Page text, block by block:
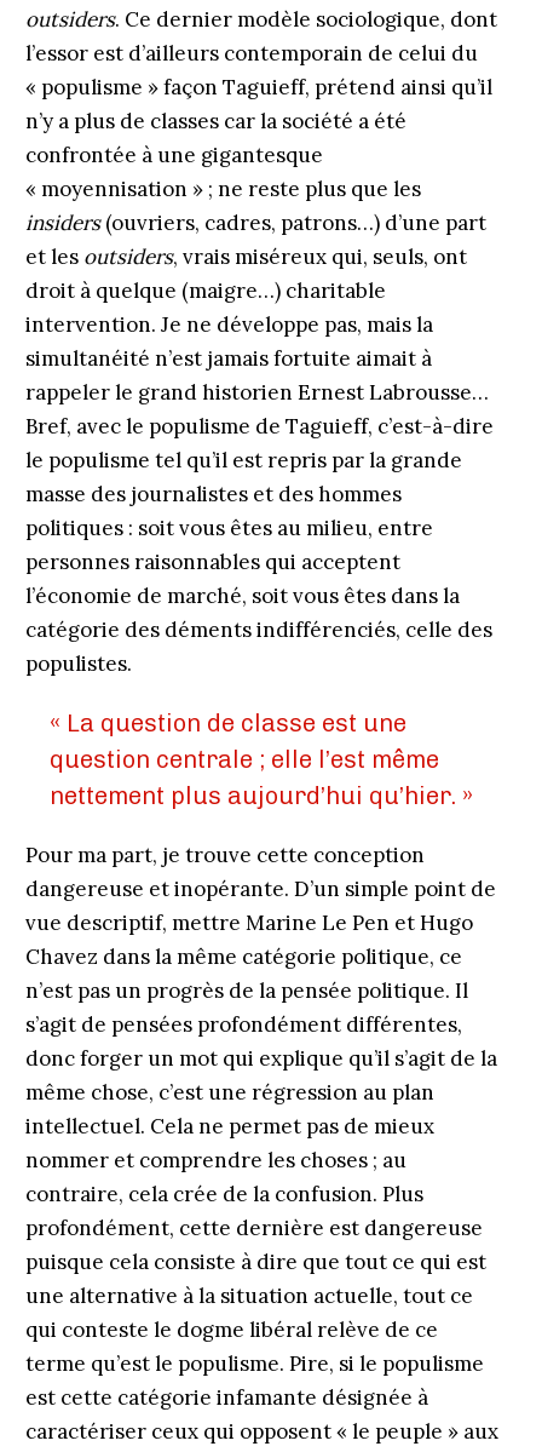
outsiders. Ce dernier modèle sociologique, dont
l’essor est d’ailleurs contemporain de celui du
« populisme » façon Taguieff, prétend ainsi qu’il
n’y a plus de classes car la société a été
confrontée à une gigantesque
« moyennisation » ; ne reste plus que les
insiders(ouvriers, cadres, patrons…) d’une part
et les outsiders, vrais miséreux qui, seuls, ont
droit à quelque (maigre…) charitable
intervention. Je ne développe pas, mais la
simultanéité n’est jamais fortuite aimait à
rappeler le grand historien Ernest Labrousse…
Bref, avec le populisme de Taguieff, c’est-à-dire
le populisme tel qu’il est repris par la grande
masse des journalistes et des hommes
politiques : soit vous êtes au milieu, entre
personnes raisonnables qui acceptent
l’économie de marché, soit vous êtes dans la
catégorie des déments indifférenciés, celle des
populistes.
« La question de classe est une
question centrale ; elle l’est même
nettement plus aujourd’hui qu’hier. »
Pour ma part, je trouve cette conception
dangereuse et inopérante. D’un simple point de
vue descriptif, mettre Marine Le Pen et Hugo
Chavez dans la même catégorie politique, ce
n’est pas un progrès de la pensée politique. Il
s’agit de pensées profondément différentes,
donc forger un mot qui explique qu’il s’agit de la
même chose, c’est une régression au plan
intellectuel. Cela ne permet pas de mieux
nommer et comprendre les choses ; au
contraire, cela crée de la confusion. Plus
profondément, cette dernière est dangereuse
puisque cela consiste à dire que tout ce qui est
une alternative à la situation actuelle, tout ce
qui conteste le dogme libéral relève de ce
terme qu’est le populisme. Pire, si le populisme
est cette catégorie infamante désignée à
caractériser ceux qui opposent « le peuple » aux